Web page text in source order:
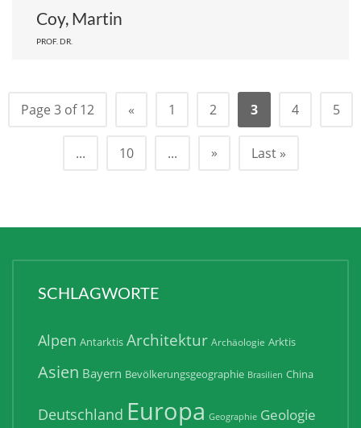
Coy, Martin
PROF. DR.
Page 3 of 12 « 1 2 3 4 5
... 10 ... » Last »
SCHLAGWORTE
Alpen Antarktis Architektur Archäologie Arktis
Asien Bayern Bevölkerungsgeographie Brasilien China
Deutschland Europa Geographie Geologie